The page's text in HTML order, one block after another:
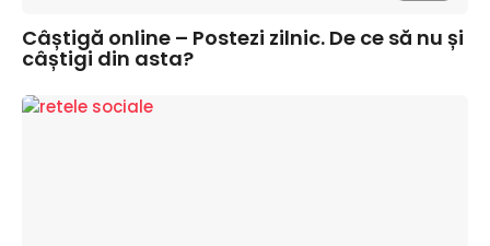
Câștigă online – Postezi zilnic. De ce să nu și
câștigi din asta?